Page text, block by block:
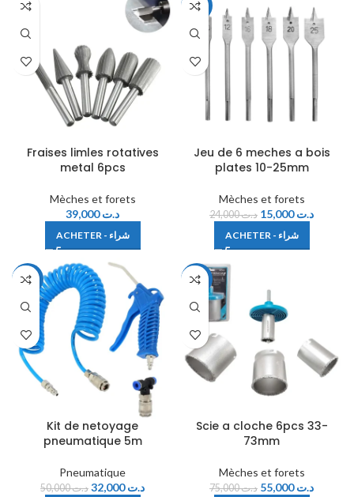
Fraises limles rotatives
metal 6pcs
Mèches et forets
د.ت39,000
ACHETER - شراء
-38%
Jeu de 6 meches a bois
plates 10-25mm
Mèches et forets
د.ت24,000 د.ت15,000
ACHETER - شراء
-36%
Kit de netoyage
pneumatique 5m
Pneumatique
د.ت50,000 د.ت32,000
-27%
Scie a cloche 6pcs 33-
73mm
Mèches et forets
د.ت75,000 د.ت55,000